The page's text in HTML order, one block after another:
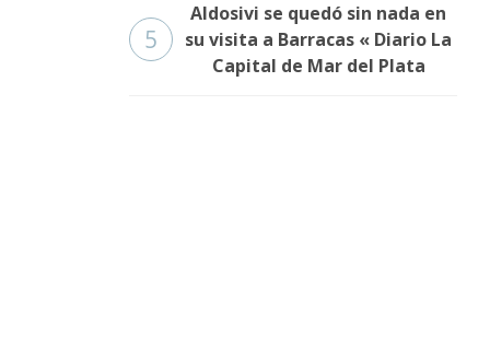
5
Aldosivi se quedó sin nada en
su visita a Barracas « Diario La
Capital de Mar del Plata